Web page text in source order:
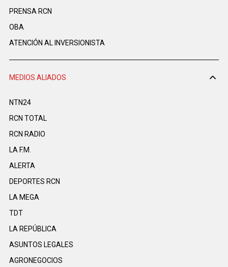
PRENSA RCN
OBA
ATENCIÓN AL INVERSIONISTA
MEDIOS ALIADOS
NTN24
RCN TOTAL
RCN RADIO
LA F.M.
ALERTA
DEPORTES RCN
LA MEGA
TDT
LA REPÚBLICA
ASUNTOS LEGALES
AGRONEGOCIOS